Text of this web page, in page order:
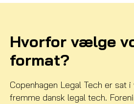
Hvorfor vælge
format?
Copenhagen Legal Tech er sat
fremme dansk legal tech.